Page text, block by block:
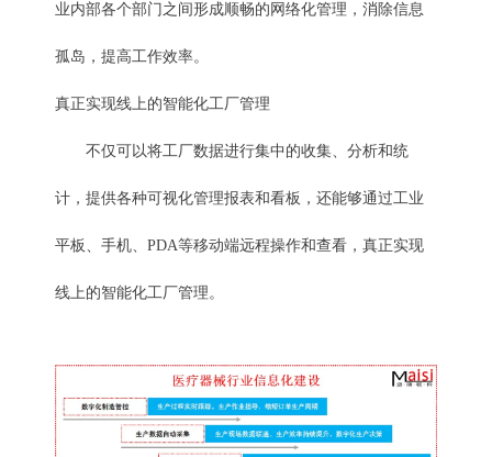
业内部各个部门之间形成顺畅的网络化管理，消除信息
孤岛，提高工作效率。
真正实现线上的智能化工厂管理
不仅可以将工厂数据进行集中的收集、分析和统
计，提供各种可视化管理报表和看板，还能够通过工业
平板、手机、PDA等移动端远程操作和查看，真正实现
线上的智能化工厂管理。